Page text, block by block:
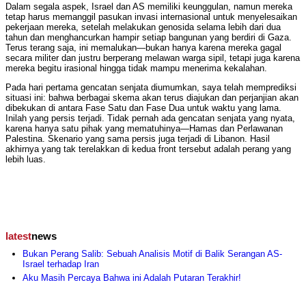
Dalam segala aspek, Israel dan AS memiliki keunggulan, namun mereka
tetap harus memanggil pasukan invasi internasional untuk menyelesaikan
pekerjaan mereka, setelah melakukan genosida selama lebih dari dua
tahun dan menghancurkan hampir setiap bangunan yang berdiri di Gaza.
Terus terang saja, ini memalukan—bukan hanya karena mereka gagal
secara militer dan justru berperang melawan warga sipil, tetapi juga karena
mereka begitu irasional hingga tidak mampu menerima kekalahan.
Pada hari pertama gencatan senjata diumumkan, saya telah memprediksi
situasi ini: bahwa berbagai skema akan terus diajukan dan perjanjian akan
dibekukan di antara Fase Satu dan Fase Dua untuk waktu yang lama.
Inilah yang persis terjadi. Tidak pernah ada gencatan senjata yang nyata,
karena hanya satu pihak yang mematuhinya—Hamas dan Perlawanan
Palestina. Skenario yang sama persis juga terjadi di Libanon. Hasil
akhirnya yang tak terelakkan di kedua front tersebut adalah perang yang
lebih luas.
latestnews
Bukan Perang Salib: Sebuah Analisis Motif di Balik Serangan AS-
Israel terhadap Iran
Aku Masih Percaya Bahwa ini Adalah Putaran Terakhir!